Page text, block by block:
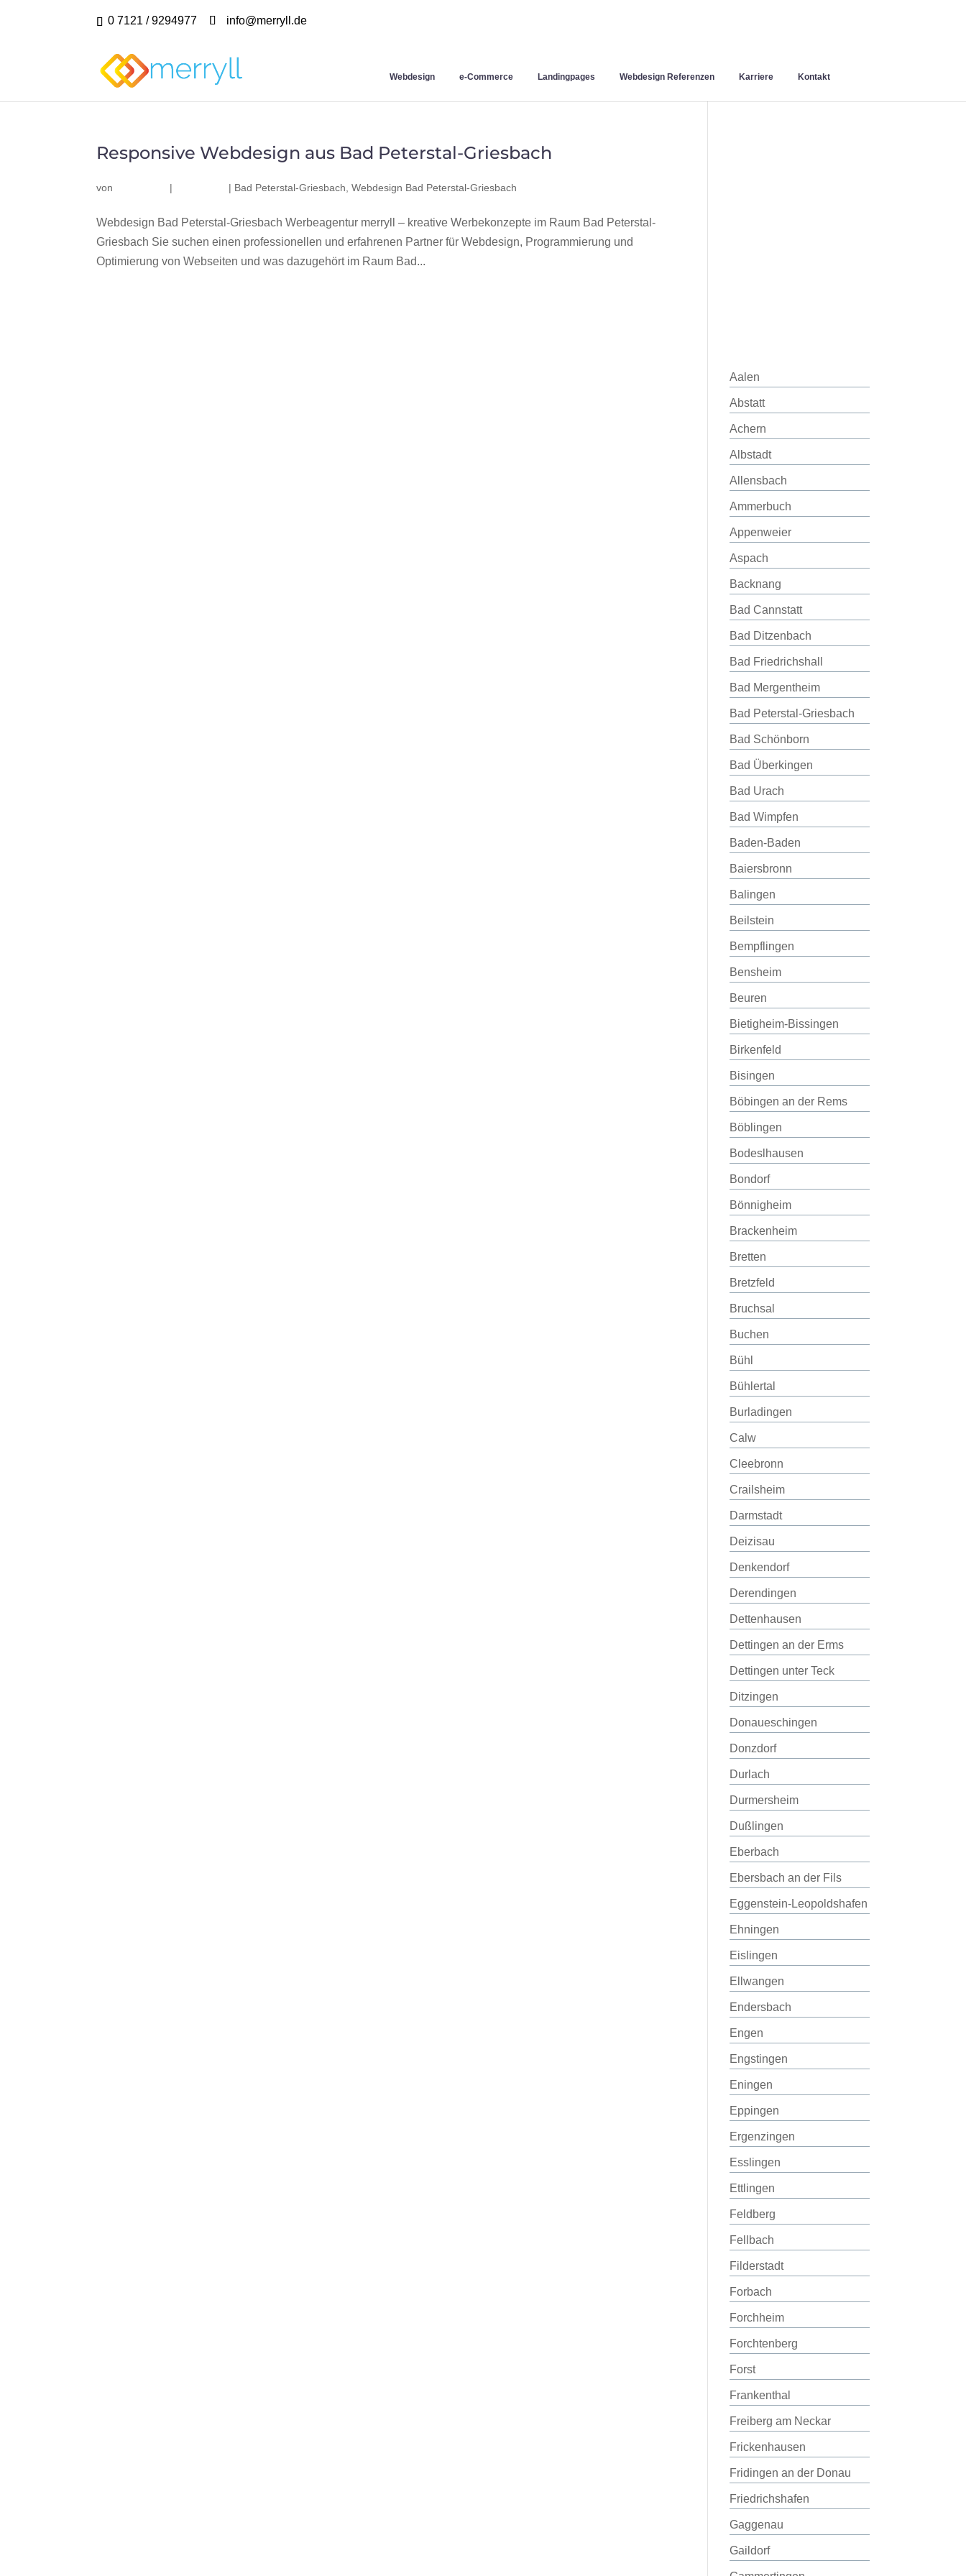
0 7121 / 9294977 info@merryll.de
Webdesign e-Commerce Landingpages Webdesign Referenzen Karriere Kontakt
Responsive Webdesign aus Bad Peterstal-Griesbach
von | | Bad Peterstal-Griesbach ,Webdesign Bad Peterstal-Griesbach
Webdesign Bad Peterstal-Griesbach Werbeagentur merryll – kreative Werbekonzepte im Raum Bad Peterstal-
Griesbach Sie suchen einen professionellen und erfahrenen Partner für Webdesign, Programmierung und
Optimierung von Webseiten und was dazugehört im Raum Bad...
Aalen
Abstatt
Achern
Albstadt
Allensbach
Ammerbuch
Appenweier
Aspach
Backnang
Bad Cannstatt
Bad Ditzenbach
Bad Friedrichshall
Bad Mergentheim
Bad Peterstal-Griesbach
Bad Schönborn
Bad Überkingen
Bad Urach
Bad Wimpfen
Baden-Baden
Baiersbronn
Balingen
Beilstein
Bempflingen
Bensheim
Beuren
Bietigheim-Bissingen
Birkenfeld
Bisingen
Böbingen an der Rems
Böblingen
Bodeslhausen
Bondorf
Bönnigheim
Brackenheim
Bretten
Bretzfeld
Bruchsal
Buchen
Bühl
Bühlertal
Burladingen
Calw
Cleebronn
Crailsheim
Darmstadt
Deizisau
Denkendorf
Derendingen
Dettenhausen
Dettingen an der Erms
Dettingen unter Teck
Ditzingen
Donaueschingen
Donzdorf
Durlach
Durmersheim
Dußlingen
Eberbach
Ebersbach an der Fils
Eggenstein-Leopoldshafen
Ehningen
Eislingen
Ellwangen
Endersbach
Engen
Engstingen
Eningen
Eppingen
Ergenzingen
Esslingen
Ettlingen
Feldberg
Fellbach
Filderstadt
Forbach
Forchheim
Forchtenberg
Forst
Frankenthal
Freiberg am Neckar
Frickenhausen
Fridingen an der Donau
Friedrichshafen
Gaggenau
Gaildorf